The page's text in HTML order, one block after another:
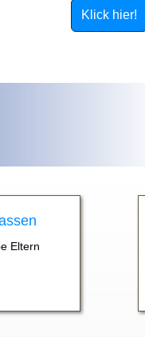
Klick hier!
Eltern